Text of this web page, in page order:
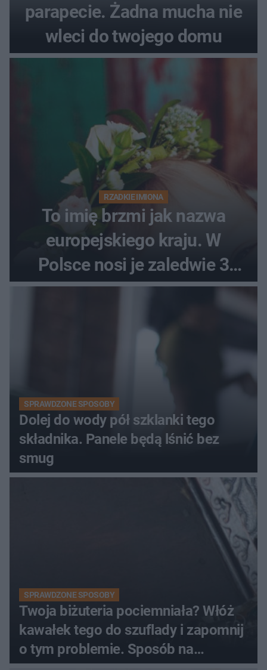
parapecie. Żadna mucha nie
wleci do twojego domu
RZADKIE IMIONA
To imię brzmi jak nazwa
europejskiego kraju. W
Polsce nosi je zaledwie 3
kobiety
SPRAWDZONE SPOSOBY
Dolej do wody pół szklanki tego
składnika. Panele będą lśnić bez
smug
SPRAWDZONE SPOSOBY
Twoja biżuteria pociemniała? Włóż
kawałek tego do szuflady i zapomnij
o tym problemie. Sposób na